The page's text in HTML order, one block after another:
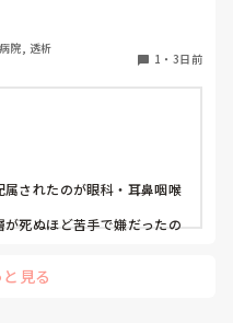
科、透析室と経験しまし
でいます…。次回の転職
😭
院, 透析
1 ・ 3日前
されたのが眼科・耳鼻咽喉
死ぬほど苦手で嫌だったの
見る